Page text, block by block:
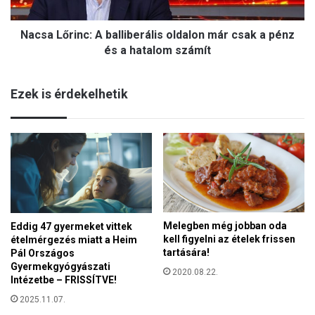
n
d
o
r
a
z
E
a
l
e
l
n
r
i
b
l
i
r
á
i
s
o
l
d
Nacsa Lőrinc: A balliberális oldalon már csak a pénz
és a hatalom számít
Ezek is érdekelhetik
Eddig 47 gyermeket vittek
ételmérgezés miatt a Heim
Pál Országos
Gyermekgyógyászati
Intézetbe – FRISSÍTVE!
2025.11.07.
Melegben még jobban oda
kell figyelni az ételek frissen
tartására!
2020.08.22.